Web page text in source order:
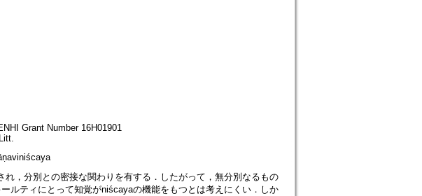
Grant Number 16H01901
，分別との密接な関わりを有する．したがって，無分別なるもの
ルティにとって知覚がniścayaの機能をもつとは考えにくい．しか